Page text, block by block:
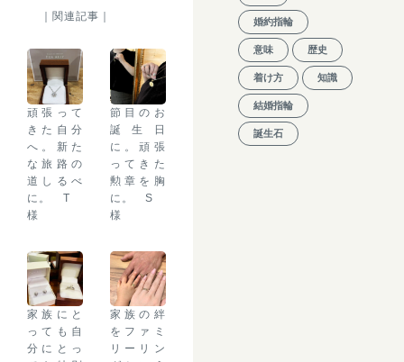
｜関連記事｜
頑張って
きた自分
へ。新た
な旅路の
道しるべ
に。 T
様
節目のお
誕生日
に。頑張
ってきた
勲章を胸
に。 S
様
家族にと
っても自
分にとっ
家族の絆
をファミ
リーリン
婚約指輪
意味 歴史
着け方 知識
結婚指輪
誕生石